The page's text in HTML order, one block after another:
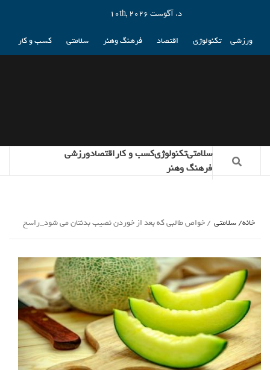
د. آگوست 10th, 2026
ورزشی تکنولوژی اقتصاد فرهنگ وهنر سلامتی کسب و کار
سلامتیتکنولوژیکسب و کاراقتصادورزشی
فرهنگ وهنر
خانه سلامتی خواص طالبی که بعد از خوردن نصیب بدنتان می شود_راسخ